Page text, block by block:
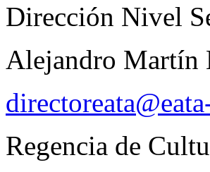
Dirección Nivel
Alejandro Martín
Regencia de